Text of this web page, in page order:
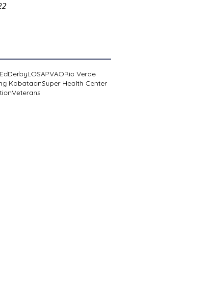
DerbyLOSAPVAORio Verde
KabataanSuper Health Center
Veterans